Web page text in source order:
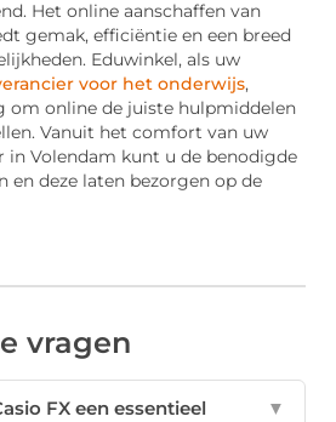
Het online aanschaffen van
gemak, efficiëntie en een breed
Eduwinkel, als uw
voor het onderwijs,
om online de juiste hulpmiddelen
Vanuit het comfort van uw
in Volendam kunt u de benodigde
en deze laten bezorgen op de
vragen
FX een essentieel
▼